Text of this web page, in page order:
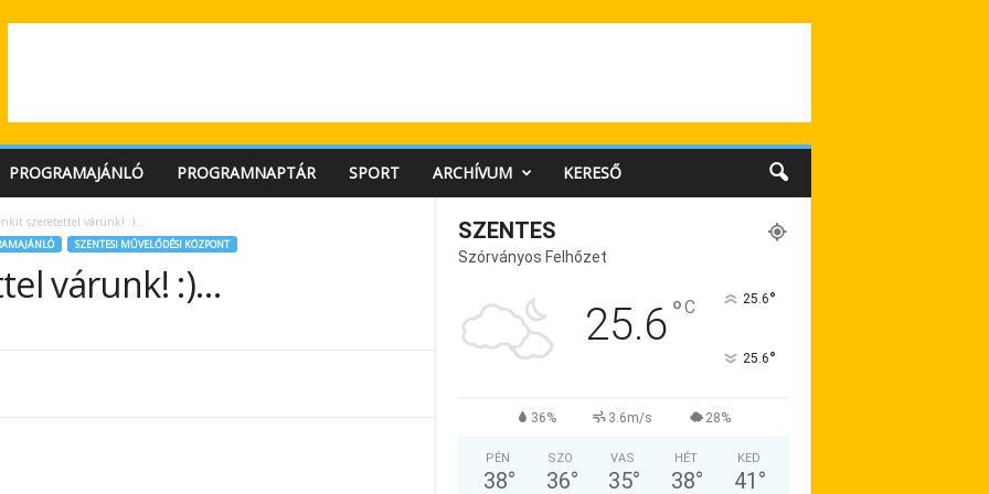
PROGRAMAJÁNLÓ PROGRAMNAPTÁR SPORT ARCHÍVUM KERESŐ
szeretettel várunk! :)…
SZENTESI MŰVELŐDÉSI KÖZPONT
várunk! :)…
SZENTES
Szórványos Felhőzet
25.6°C 25.6°
25.6°
36% 3.6m/s 28%
PÉN
38°
SZO
36°
VAS
35°
HÉT
38°
KED
41 °